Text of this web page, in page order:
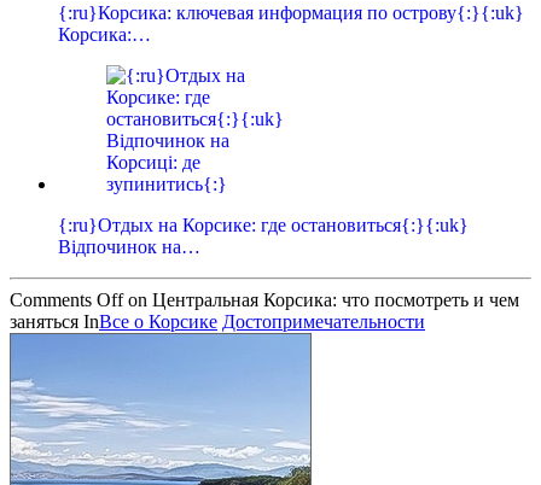
{:ru}Корсика: ключевая информация по острову{:}{:uk}
Корсика:…
{:ru}Отдых на Корсике: где остановиться{:}{:uk}
Відпочинок на…
Comments Offon Центральная Корсика: что посмотреть и чем
заняться InВсе о Корсике Достопримечательности